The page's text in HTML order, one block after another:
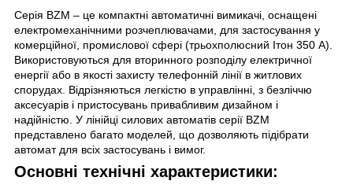
Серія BZM – це компактні автоматичні вимикачі, оснащені
електромеханічними розчеплювачами, для застосування у
комерційної, промислової сфері (трьохполюсний Ітон 350 А).
Використовуються для вторинного розподілу електричної
енергії або в якості захисту телефонній лінії в житлових
спорудах. Відрізняються легкістю в управлінні, з безліччю
аксесуарів і пристосувань привабливим дизайном і
надійністю. У лінійці силових автоматів серії BZM
представлено багато моделей, що дозволяють підібрати
автомат для всіх застосувань і вимог.
Основні технічні характеристики: